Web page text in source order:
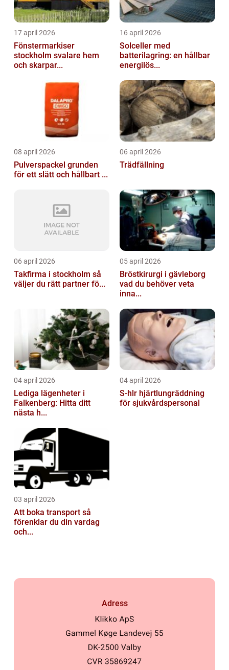
17 april 2026
Fönstermarkiser
stockholm svalare hem
och skarpar...
16 april 2026
Solceller med
batterilagring: en hållbar
energilös...
08 april 2026
Pulverspackel grunden
för ett slätt och hållbart ...
06 april 2026
Trädfällning
06 april 2026
Takfirma i stockholm så
väljer du rätt partner fö...
05 april 2026
Bröstkirurgi i gävleborg
vad du behöver veta
inna...
04 april 2026
Lediga lägenheter i
Falkenberg: Hitta ditt
nästa h...
04 april 2026
S-hlr hjärtlungräddning
för sjukvårdspersonal
03 april 2026
Att boka transport så
förenklar du din vardag
och...
Adress